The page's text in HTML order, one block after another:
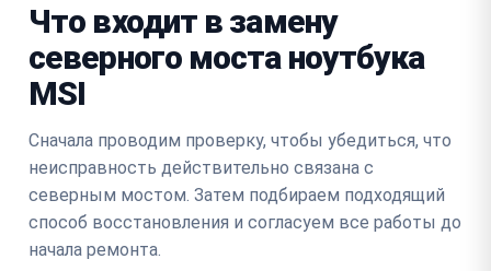
Что входит в замену
северного моста ноутбука
MSI
Сначала проводим проверку, чтобы убедиться, что
неисправность действительно связана с
северным мостом. Затем подбираем подходящий
способ восстановления и согласуем все работы до
начала ремонта.